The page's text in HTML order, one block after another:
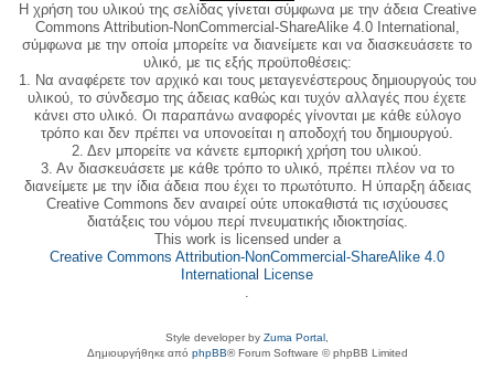
Η χρήση του υλικού της σελίδας γίνεται σύμφωνα με την άδεια Creative
Commons Attribution-NonCommercial-ShareAlike 4.0 International,
σύμφωνα με την οποία μπορείτε να διανείμετε και να διασκευάσετε το
υλικό, με τις εξής προϋποθέσεις:
1. Να αναφέρετε τον αρχικό και τους μεταγενέστερους δημιουργούς του
υλικού, το σύνδεσμο της άδειας καθώς και τυχόν αλλαγές που έχετε
κάνει στο υλικό. Οι παραπάνω αναφορές γίνονται με κάθε εύλογο
τρόπο και δεν πρέπει να υπονοείται η αποδοχή του δημιουργού.
2. Δεν μπορείτε να κάνετε εμπορική χρήση του υλικού.
3. Αν διασκευάσετε με κάθε τρόπο το υλικό, πρέπει πλέον να το
διανείμετε με την ίδια άδεια που έχει το πρωτότυπο. Η ύπαρξη άδειας
Creative Commons δεν αναιρεί ούτε υποκαθιστά τις ισχύουσες
διατάξεις του νόμου περί πνευματικής ιδιοκτησίας.
This work is licensed under a
Creative Commons Attribution-NonCommercial-ShareAlike 4.0
International License
.
Style developer by Zuma Portal
Δημιουργήθηκε από phpBB® Forum Software © phpBB Limited